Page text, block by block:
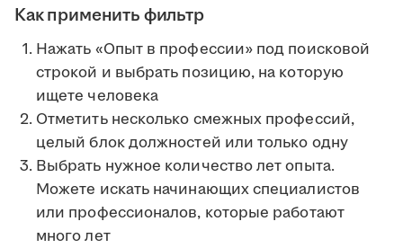
Как применить фильтр
Нажать «Опыт в профессии» под поисковой
строкой и выбрать позицию, на которую
ищете человека
Отметить несколько смежных профессий,
целый блок должностей или только одну
Выбрать нужное количество лет опыта.
Можете искать начинающих специалистов
или профессионалов, которые работают
много лет